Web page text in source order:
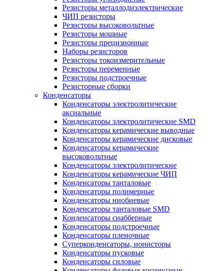
Резисторы металлодиэлектрические
ЧИП резисторы
Резисторы высоковольтные
Резисторы мощные
Резисторы прецизионные
Наборы резисторов
Резисторы токоизмерительные
Резисторы переменные
Резисторы подстроечные
Резисторные сборки
Конденсаторы
Конденсаторы электролитические
аксиальные
Конденсаторы электролитические SMD
Конденсаторы керамические выводные
Конденсаторы керамические дисковые
Конденсаторы керамические
высоковольтные
Конденсаторы электролитические
Конденсаторы керамические ЧИП
Конденсаторы танталовые
Конденсаторы полимерные
Конденсаторы ниобиевые
Конденсаторы танталовые SMD
Конденсаторы снабберные
Конденсаторы подстроечные
Конденсаторы пленочные
Суперконденсаторы, ионисторы
Конденсаторы пусковые
Конденсаторы силовые